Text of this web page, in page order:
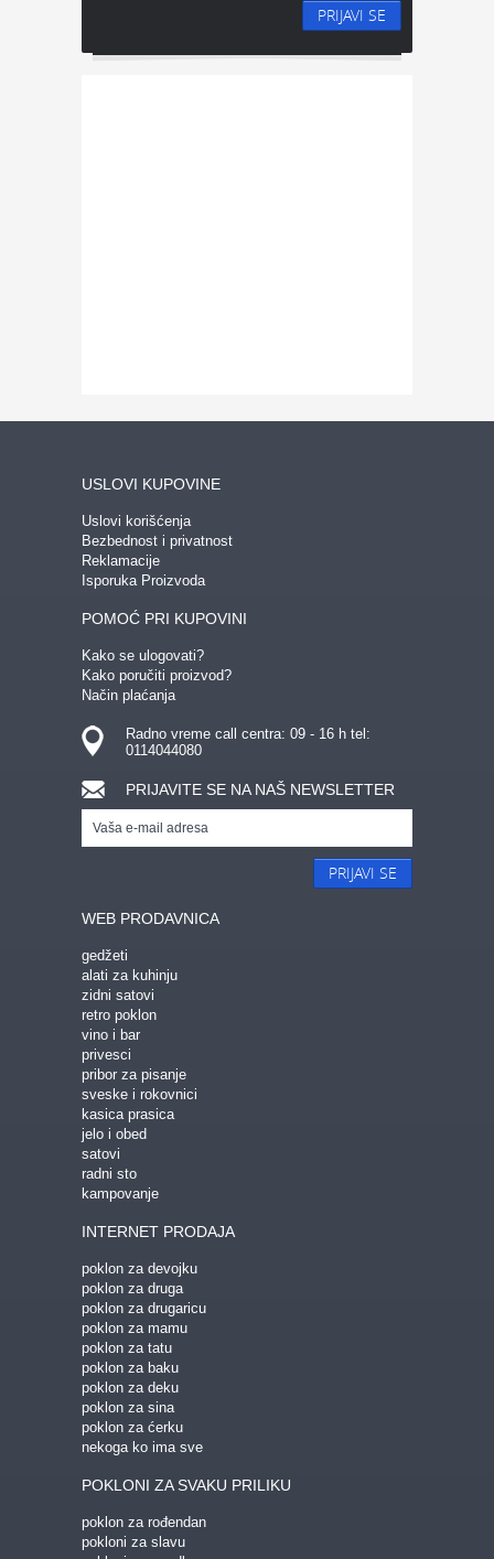
PRIJAVI SE
USLOVI KUPOVINE
Uslovi korišćenja
Bezbednost i privatnost
Reklamacije
Isporuka Proizvoda
POMOĆ PRI KUPOVINI
Kako se ulogovati?
Kako poručiti proizvod?
Način plaćanja
Radno vreme call centra: 09 - 16 h tel:
0114044080
PRIJAVITE SE NA NAŠ NEWSLETTER
PRIJAVI SE
WEB PRODAVNICA
gedžeti
alati za kuhinju
zidni satovi
retro poklon
vino i bar
privesci
pribor za pisanje
sveske i rokovnici
kasica prasica
jelo i obed
satovi
radni sto
kampovanje
INTERNET PRODAJA
poklon za devojku
poklon za druga
poklon za drugaricu
poklon za mamu
poklon za tatu
poklon za baku
poklon za deku
poklon za sina
poklon za ćerku
nekoga ko ima sve
POKLONI ZA SVAKU PRILIKU
poklon za rođendan
pokloni za slavu